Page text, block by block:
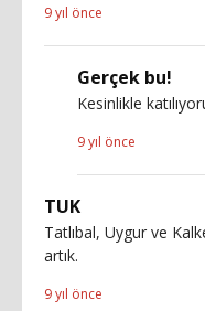
9 yıl önce
Gerçek bu!
Kesinlikle
9 yıl önce
TUK
Tatlıbal, Uygur ve
artık.
9 yıl önce